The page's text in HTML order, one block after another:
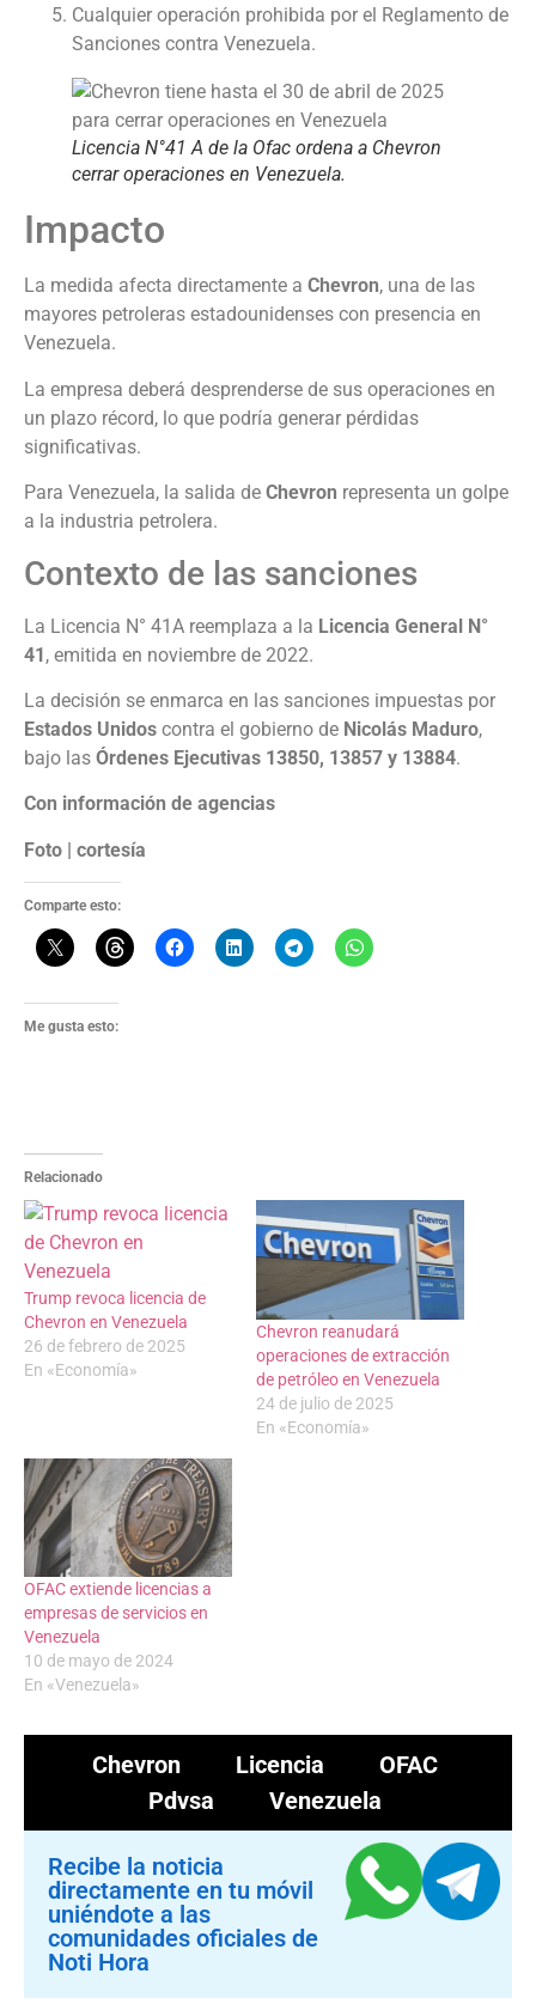
Cualquier operación prohibida por el Reglamento de
Sanciones contra Venezuela.
Licencia N°41 A de la Ofac ordena a Chevron
cerrar operaciones en Venezuela.
Impacto
La medida afecta directamente a Chevron, una de las
mayores petroleras estadounidenses con presencia en
Venezuela.
La empresa deberá desprenderse de sus operaciones en
un plazo récord, lo que podría generar pérdidas
significativas.
Para Venezuela, la salida de Chevron representa un golpe
a la industria petrolera.
Contexto de las sanciones
La Licencia N° 41A reemplaza a la Licencia General N°
41, emitida en noviembre de 2022.
La decisión se enmarca en las sanciones impuestas por
Estados Unidos contra el gobierno de Nicolás Maduro,
bajo las Órdenes Ejecutivas 13850, 13857 y 13884.
Con información de agencias
Foto | cortesía
Comparte esto:
Me gusta esto:
Relacionado
Trump revoca licencia de
Chevron en Venezuela
26 de febrero de 2025
En «Economía»
Chevron reanudará
operaciones de extracción
de petróleo en Venezuela
24 de julio de 2025
En «Economía»
OFAC extiende licencias a
empresas de servicios en
Venezuela
10 de mayo de 2024
En «Venezuela»
Chevron Licencia
OFAC
Pdvsa
Venezuela
Recibe la noticia
directamente en tu móvil
uniéndote a las
comunidades oficiales de
Noti Hora